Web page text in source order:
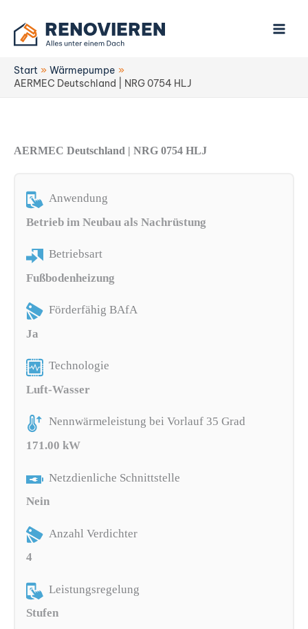
Inhalt
springen
Start
Wärmepumpe
AERMEC Deutschland | NRG 0754 HLJ
AERMEC Deutschland | NRG 0754 HLJ
Anwendung
Betrieb im Neubau als Nachrüstung
Betriebsart
Fußbodenheizung
Förderfähig BAfA
Ja
Technologie
Luft-Wasser
Nennwärmeleistung bei Vorlauf 35 Grad
171.00 kW
Netzdienliche Schnittstelle
Nein
Anzahl Verdichter
4
Leistungsregelung
Stufen